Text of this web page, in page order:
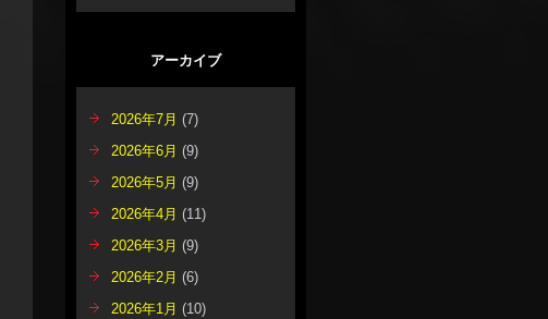
アーカイブ
2026年7月 (7)
2026年6月 (9)
2026年5月 (9)
2026年4月 (11)
2026年3月 (9)
2026年2月 (6)
2026年1月 (10)